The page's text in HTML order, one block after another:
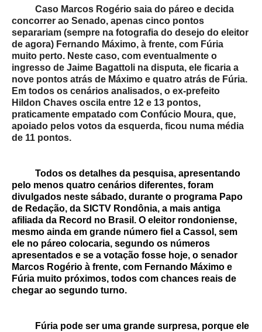
Caso Marcos Rogério saia do páreo e decida
concorrer ao Senado, apenas cinco pontos
separariam (sempre na fotografia do desejo do eleitor
de agora) Fernando Máximo, à frente, com Fúria
muito perto. Neste caso, com eventualmente o
ingresso de Jaime Bagattoli na disputa, ele ficaria a
nove pontos atrás de Máximo e quatro atrás de Fúria.
Em todos os cenários analisados, o ex-prefeito
Hildon Chaves oscila entre 12 e 13 pontos,
praticamente empatado com Confúcio Moura, que,
apoiado pelos votos da esquerda, ficou numa média
de 11 pontos.
Todos os detalhes da pesquisa, apresentando
pelo menos quatro cenários diferentes, foram
divulgados neste sábado, durante o programa Papo
de Redação, da SICTV Rondônia, a mais antiga
afiliada da Record no Brasil. O eleitor rondoniense,
mesmo ainda em grande número fiel a Cassol, sem
ele no páreo colocaria, segundo os números
apresentados e se a votação fosse hoje, o senador
Marcos Rogério à frente, com Fernando Máximo e
Fúria muito próximos, todos com chances reais de
chegar ao segundo turno.
Fúria pode ser uma grande surpresa, porque ele